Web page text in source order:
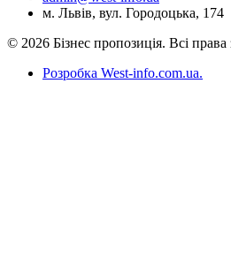
м. Львів, вул. Городоцька, 174
© 2026 Бізнес пропозиція. Всі
Розробка West-info.com.ua.